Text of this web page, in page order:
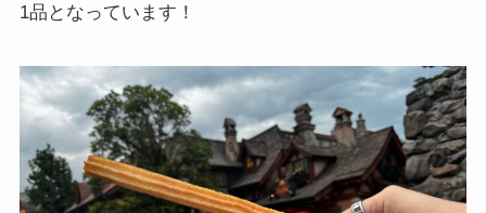
1品となっています！